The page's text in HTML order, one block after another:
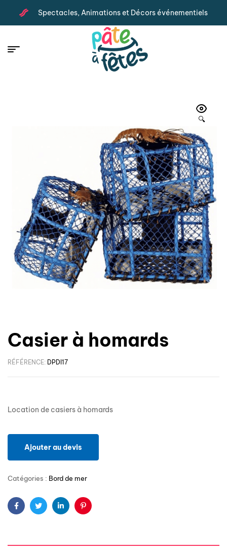
Spectacles, Animations et Décors événementiels
🔍
Casier à homards
RÉFÉRENCE: DPDI17
Location de casiers à homards
Ajouter au devis
Catégories : Bord de mer
FacebookTwitterLinkedinPinterest